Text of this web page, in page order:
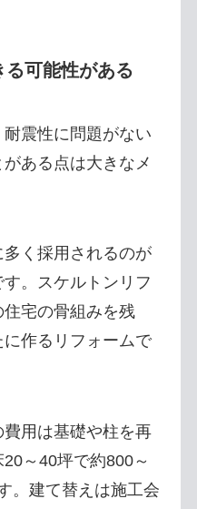
る可能性がある
震性に問題がない
ある点は大きなメ
く採用されるのが
。スケルトンリフ
宅の骨組みを残
作るリフォームで
用は基礎や柱を再
～40坪で約800～
。建て替えは施工会